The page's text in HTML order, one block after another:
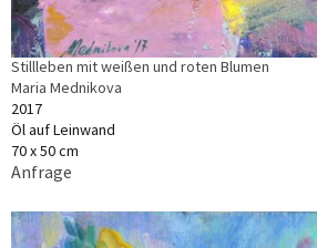
Stillleben mit weißen und roten Blumen
Maria Mednikova
2017
Öl auf Leinwand
70 x 50 cm
Anfrage